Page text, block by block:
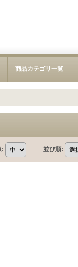
商品カテゴリ一覧
: 並び順: